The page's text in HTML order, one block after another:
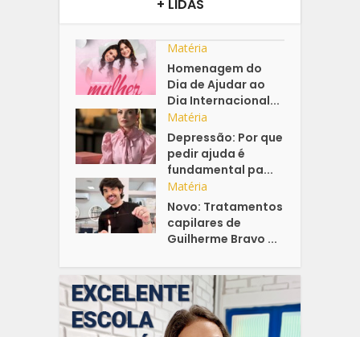
+ LIDAS
Matéria
Homenagem do
Dia de Ajudar ao
Dia Internacional...
Matéria
Depressão: Por que
pedir ajuda é
fundamental pa...
Matéria
Novo: Tratamentos
capilares de
Guilherme Bravo ...